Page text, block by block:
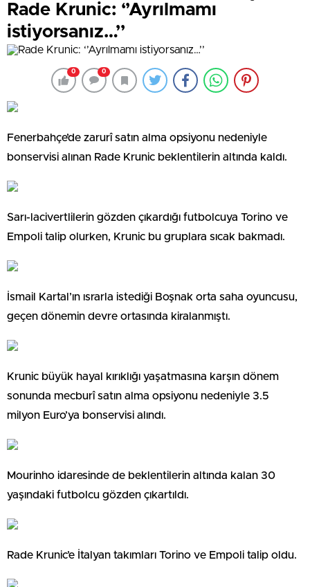
Rade Krunic: ‘’Ayrılmamı
istiyorsanız…’’
0 0
Fenerbahçe’de zarurî satın alma opsiyonu nedeniyle
bonservisi alınan Rade Krunic beklentilerin altında kaldı.
Sarı-lacivertlilerin gözden çıkardığı futbolcuya Torino ve
Empoli talip olurken, Krunic bu gruplara sıcak bakmadı.
İsmail Kartal’ın ısrarla istediği Boşnak orta saha oyuncusu,
geçen dönemin devre ortasında kiralanmıştı.
Krunic büyük hayal kırıklığı yaşatmasına karşın dönem
sonunda mecburî satın alma opsiyonu nedeniyle 3.5
milyon Euro’ya bonservisi alındı.
Mourinho idaresinde de beklentilerin altında kalan 30
yaşındaki futbolcu gözden çıkartıldı.
Rade Krunic’e İtalyan takımları Torino ve Empoli talip oldu.